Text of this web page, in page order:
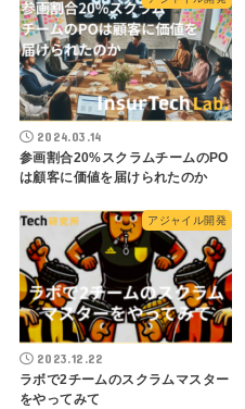
2024.03.14
参画割合20%スクラムチームのPO
は顧客に価値を届けられたのか
アジャイル開発
2023.12.22
ラボで2チームのスクラムマスター
をやってみて